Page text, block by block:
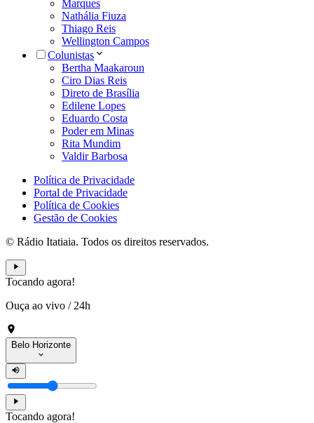
Marques
Nathália Fiuza
Thiago Reis
Wellington Campos
Colunistas
Bertha Maakaroun
Ciro Dias Reis
Direto de Brasília
Edilene Lopes
Eduardo Costa
Poder em Minas
Rita Mundim
Valdir Barbosa
Política de Privacidade
Portal de Privacidade
Política de Cookies
Gestão de Cookies
© Rádio Itatiaia. Todos os direitos reservados.
Tocando agora!
Ouça ao vivo / 24h
Belo Horizonte
Tocando agora!